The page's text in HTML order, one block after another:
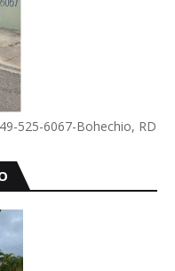
525-6067-Bohechio, RD